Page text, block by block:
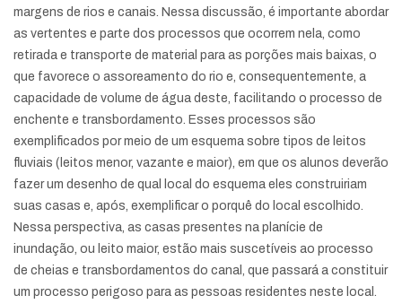
margens de rios e canais. Nessa discussão, é importante abordar
as vertentes e parte dos processos que ocorrem nela, como
retirada e transporte de material para as porções mais baixas, o
que favorece o assoreamento do rio e, consequentemente, a
capacidade de volume de água deste, facilitando o processo de
enchente e transbordamento. Esses processos são
exemplificados por meio de um esquema sobre tipos de leitos
fluviais (leitos menor, vazante e maior), em que os alunos deverão
fazer um desenho de qual local do esquema eles construiriam
suas casas e, após, exemplificar o porquê do local escolhido.
Nessa perspectiva, as casas presentes na planície de
inundação, ou leito maior, estão mais suscetíveis ao processo
de cheias e transbordamentos do canal, que passará a constituir
um processo perigoso para as pessoas residentes neste local.